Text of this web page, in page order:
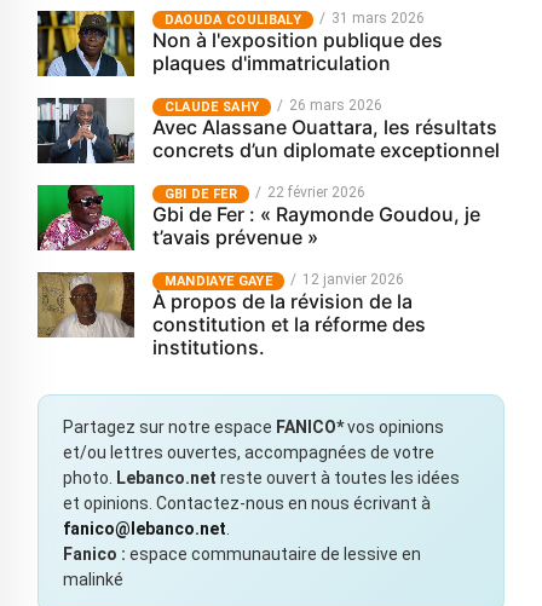
‎DAOUDA COULIBALY 31 mars 2026
Non à l'exposition publique des
plaques d'immatriculation
CLAUDE SAHY 26 mars 2026
Avec Alassane Ouattara, les résultats
concrets d’un diplomate exceptionnel
GBI DE FER 22 février 2026
Gbi de Fer : « Raymonde Goudou, je
t’avais prévenue »
MANDIAYE GAYE 12 janvier 2026
À propos de la révision de la
constitution et la réforme des
institutions.
Partagez sur notre espace FANICO*vos opinions
et/ou lettres ouvertes, accompagnées de votre
photo.
Lebanco.net reste ouvert à toutes les idées
et opinions. Contactez-nous en nous écrivant à
fanico@lebanco.net
Fanico : espace communautaire de lessive en
malinké